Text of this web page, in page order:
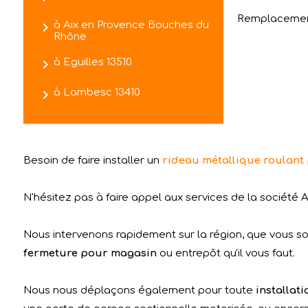
navigate_next à Aix en Provence Bouches du
Rhône
navigate_next à Eguilles 13510
navigate_next à Lambesc 13410
Besoin de faire installer un rideau métallique roulant
N'hésitez pas à faire appel aux services de la société
Nous intervenons rapidement sur la région, que vous
fermeture pour magasinou entrepôt qu'il vous faut.
Nous nous déplaçons également pour toute